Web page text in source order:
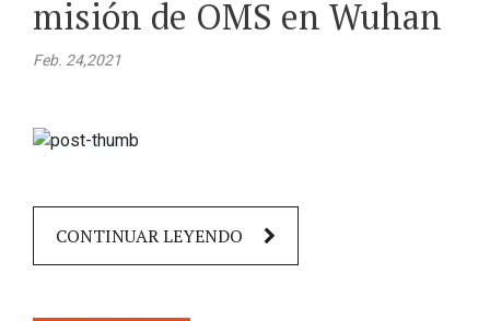
misión de OMS en Wuhan
Feb. 24,2021
CONTINUAR LEYENDO